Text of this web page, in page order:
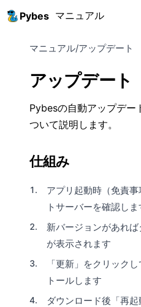
Pybes マニュアル
マニュアル/アップデート
アップデート
Pybesの自動アップデー
ついて説明します。
仕組み
アプリ起動時（免責
トサーバーを確認しま
新バージョンがあれ
が表示されます
「更新」をクリック
トールします
ダウンロード後「再